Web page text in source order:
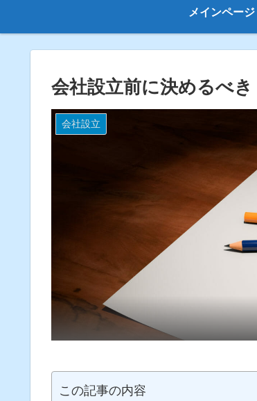
メインページ
会社設立前に決めるべ
会社設立
この記事の内容